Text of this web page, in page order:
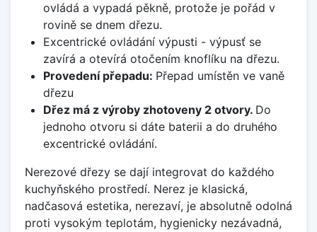
ovládá a vypadá pěkně, protože je pořád v
rovině se dnem dřezu.
Excentrické ovládání výpusti - výpusť se
zavírá a otevírá otočením knoflíku na dřezu.
Provedení přepadu: Přepad umístěn ve vaně
dřezu
Dřez má z výroby zhotoveny 2 otvory. Do
jednoho otvoru si dáte baterii a do druhého
excentrické ovládání.
Nerezové dřezy se dají integrovat do každého
kuchyňského prostředí. Nerez je klasická,
nadčasová estetika, nerezaví, je absolutně odolná
proti vysokým teplotám, hygienicky nezávadná,